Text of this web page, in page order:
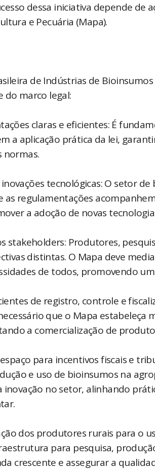
dessa iniciativa depende de
e Pecuária (Mapa).​
de Indústrias de
do marco legal:​
claras e eficientes: É
a aplicação prática da lei,
tecnológicas: O setor
as regulamentações
a adoção de novas
stakeholders: Produtores,
distintas. O Mapa deve
de todos, promovendo
de registro, controle e
que o Mapa estabeleça
a comercialização de
para incentivos fiscais e
e uso de bioinsumos na
no setor, alinhando
dos produtores rurais para o
para pesquisa,
crescente e assegurar a